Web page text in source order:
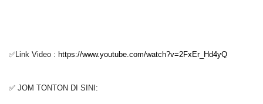
✅Link Video : https://www.youtube.com/watch?v=2FxEr_Hd4yQ
✅ JOM TONTON DI SINI: